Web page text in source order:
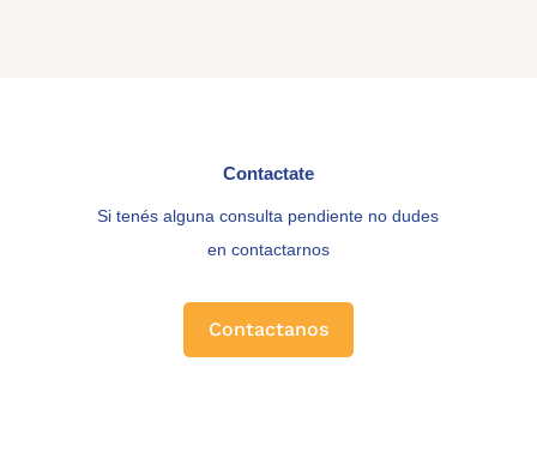
Contactate
Si tenés alguna consulta pendiente no dudes
en contactarnos
Contactanos